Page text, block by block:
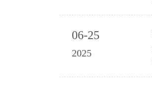
06-25
2025